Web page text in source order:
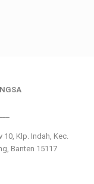
10, Klp. Indah, Kec.
Banten 15117